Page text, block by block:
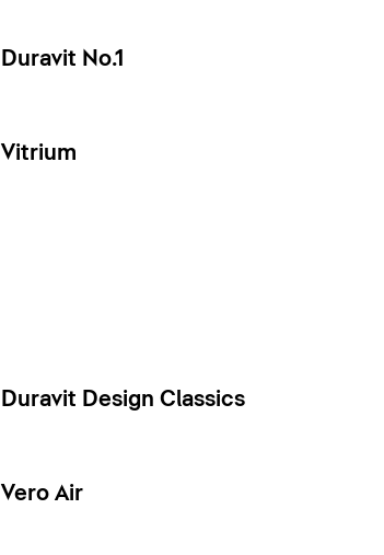
Duravit No.1
Vitrium
Duravit Design Classics
Vero Air